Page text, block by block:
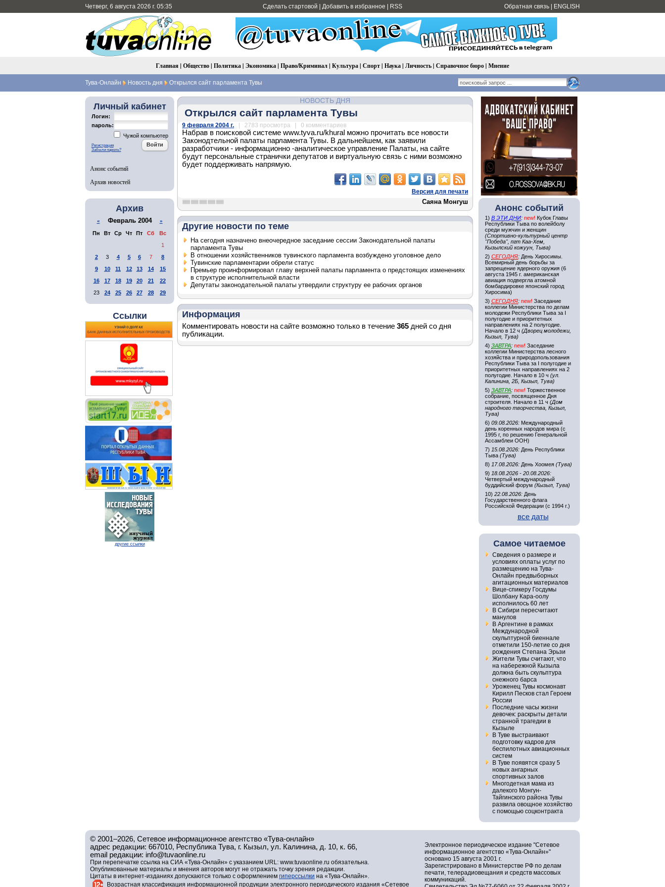
Четверг, 6 августа 2026 г. 05:35 Сделать стартовой Добавить в избранное RSS Обратная связь ENGLISH
Главная | Общество| Политика| Экономика| Право/Криминал| Культура| Спорт| Наука| Личность| Справочное бюро| Мнение
Тува-Онлайн Новость дня Открылся сайт парламента Тувы
Личный кабинет
Логин:
пароль:
Чужой компьютер
Регистрация
Забыли пароль?
Анонс событий
Архив новостей
Архив
« Февраль 2004 »
Пн Вт Ср Чт Пт Сб
Вс
1
2
3 4 5 6 7
8
9
10 11 12 13 14
15
16
17 18 19 20 21
22
23
24 25 26 27 28 29
Ссылки
другие ссылки
НОВОСТЬ ДНЯ
Открылся сайт парламента Тувы
9 февраля 2004 г. | 2783 просмотра | 0 комментариев
Набрав в поисковой системе www.tyva.ru/khural можно прочитать все новости
Законодтельной палаты парламента Тувы. В дальнейшем, как заявили
разработчики - информационно -аналитическое управление Палаты, на сайте
будут персональные странички депутатов и виртуальную связь с ними возможно
будет поддерживать напрямую.
Версия для печати
Саяна Монгуш
Другие новости по теме
На сегодня назначено внеочередное заседание сессии Законодательной палаты
парламента Тувы
В отношении хозяйственников тувинского парламента возбуждено уголовное дело
Тувинские парламентарии обрели статус
Премьер проинформировал главу верхней палаты парламента о предстоящих изменениях
в структуре исполнительной власти
Депутаты законодательной палаты утвердили структуру ее рабочих органов
Информация
Комментировать новости на сайте возможно только в течение 365 дней со дня
публикации.
Анонс событий
1) В ЭТИ ДНИ: new! Кубок Главы
Республики Тыва по волейболу
среди мужчин и женщин
(Спортивно-культурный центр
"Победа", пгт Каа-Хем,
Кызылский кожуун, Тыва)
2) СЕГОДНЯ: День Хиросимы.
Всемирный день борьбы за
запрещение ядерного оружия (6
августа 1945 г. американская
авиация подвергла атомной
бомбардировке японский город
Хиросима)
3) СЕГОДНЯ: new! Заседание
коллегии Министерства по делам
молодежи Республики Тыва за I
полугодие и приоритетных
направлениях на 2 полугодие.
Начало в 12 ч (Дворец молодежи,
Кызыл, Тува)
4) ЗАВТРА: new! Заседание
коллегии Министерства лесного
хозяйства и природопользования
Республики Тыва за I полугодие и
приоритетных направлениях на 2
полугодие. Начало в 10 ч (ул.
Калинина, 2Б, Кызыл, Тува)
5) ЗАВТРА: new! Торжественное
собрание, посвященное Дня
строителя. Начало в 11 ч (Дом
народного творчества, Кызыл,
Тува)
6) 09.08.2026: Международный
день коренных народов мира (с
1995 г, по решению Генеральной
Ассамблеи ООН)
7) 15.08.2026: День Республики
Тыва (Тува)
8) 17.08.2026: День Хоомея (Тува)
9) 18.08.2026 - 20.08.2026:
Четвертый международный
буддийский форум (Кызыл, Тува)
10) 22.08.2026: День
Государственного флага
Российской Федерации (с 1994 г.)
все даты
Самое читаемое
Сведения о размере и
условиях оплаты услуг по
размещению на Тува-
Онлайн предвыборных
агитационных материалов
Вице-спикеру Госдумы
Шолбану Кара-оолу
исполнилось 60 лет
В Сибири пересчитают
манулов
В Аргентине в рамках
Международной
скульптурной биеннале
отметили 150-летие со дня
рождения Степана Эрьзи
Жители Тувы считают, что
на набережной Кызыла
должна быть скульптура
снежного барса
Уроженец Тувы космонавт
Кирилл Песков стал Героем
России
Последние часы жизни
девочек: раскрыты детали
странной трагедии в
Кызыле
В Туве выстраивают
подготовку кадров для
беспилотных авиационных
систем
В Туве появятся сразу 5
новых ангарных
спортивных залов
Многодетная мама из
далекого Монгун-
Тайгинского района Тувы
развила овощное хозяйство
с помощью соцконтракта
© 2001–2026, Сетевое информационное агентство «Тува-онлайн»
адрес редакции: 667010, Республика Тува, г. Кызыл, ул. Калинина, д. 10, к. 66,
email редакции: info@tuvaonline.ru
При перепечатке ссылка на СИА «Тува-Онлайн» с указанием URL: www.tuvaonline.ru обязательна.
Опубликованные материалы и мнения авторов могут не отражать точку зрения редакции.
Цитаты в интернет-изданиях допускаются только с оформлением гиперссылки на «Тува-Онлайн».
Возрастная классификация информационной продукции электронного периодического издания «Сетевое
Электронное периодическое издание "Сетевое
информационное агентство «Тува-Онлайн»"
основано 15 августа 2001 г.
Зарегистрировано в Министерстве РФ по делам
печати, телерадиовещания и средств массовых
коммуникаций.